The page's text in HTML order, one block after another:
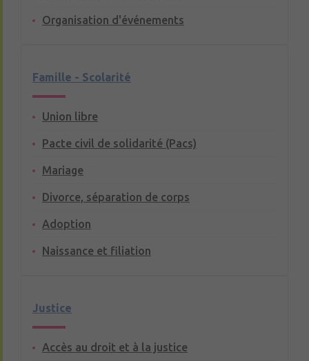
Organisation d'événements
Famille - Scolarité
Union libre
Pacte civil de solidarité (Pacs)
Mariage
Divorce, séparation de corps
Adoption
Naissance et filiation
Justice
Accès au droit et à la justice